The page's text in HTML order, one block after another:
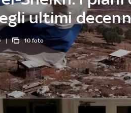
ultimi
10 foto